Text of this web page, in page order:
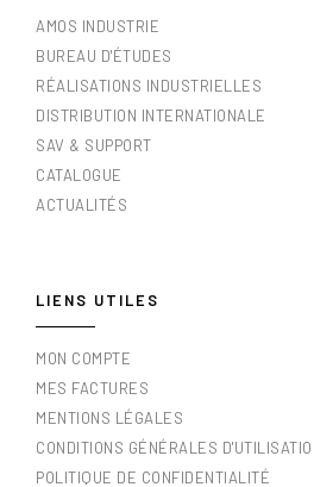
AMOS INDUSTRIE
BUREAU D'ÉTUDES
RÉALISATIONS INDUSTRIELLES
DISTRIBUTION INTERNATIONALE
SAV & SUPPORT
CATALOGUE
ACTUALITÉS
LIENS UTILES
MON COMPTE
MES FACTURES
MENTIONS LÉGALES
CONDITIONS GÉNÉRALES
POLITIQUE DE CONFIDENTIALITÉ